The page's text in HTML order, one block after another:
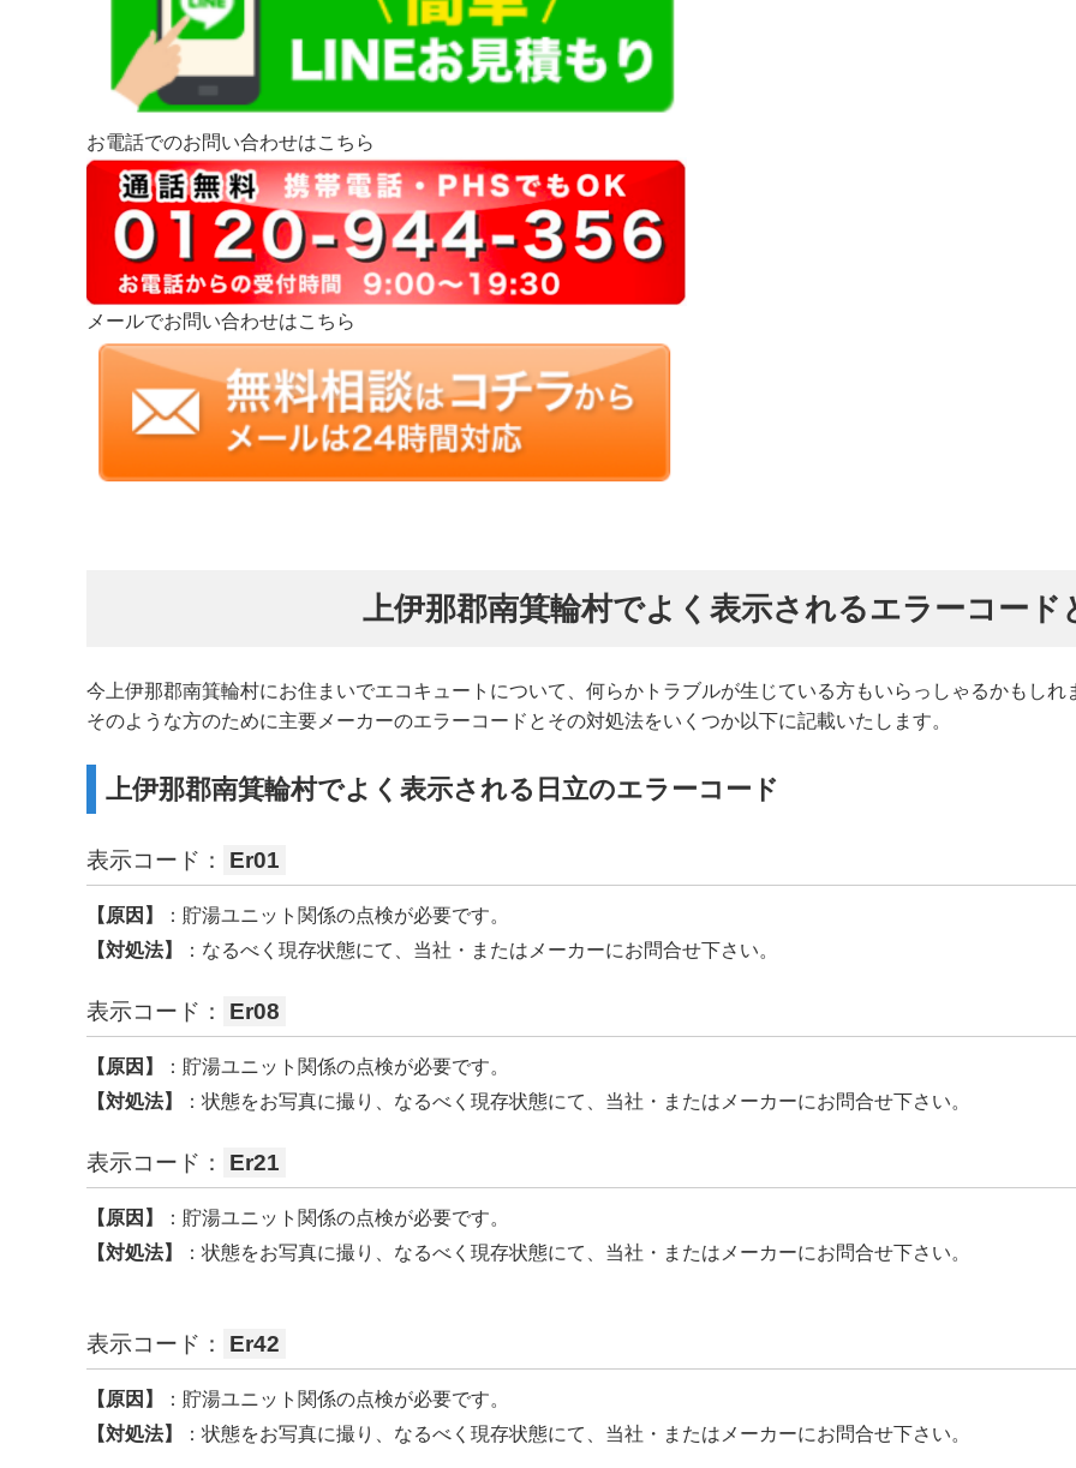
お電話でのお問い合わせはこちら
メールでお問い合わせはこちら
上伊那郡南箕輪村でよく表示されるエラーコード
今上伊那郡南箕輪村にお住まいでエコキュートについて、何らかトラブルが生じている方もいらっしゃるかもしれ
そのような方のために主要メーカーのエラーコードとその対処法をいくつか以下に記載いたします。
上伊那郡南箕輪村でよく表示される日立のエラーコード
表示コード： Er01
【原因】
：貯湯ユニット関係の点検が必要です。
【対処法】
：なるべく現存状態にて、当社・またはメーカーにお問合せ下さい。
表示コード： Er08
【原因】
：貯湯ユニット関係の点検が必要です。
【対処法】
：状態をお写真に撮り、なるべく現存状態にて、当社・またはメーカーにお問合せ下さい。
表示コード： Er21
【原因】
：貯湯ユニット関係の点検が必要です。
【対処法】
：状態をお写真に撮り、なるべく現存状態にて、当社・またはメーカーにお問合せ下さい。
表示コード： Er42
【原因】
：貯湯ユニット関係の点検が必要です。
【対処法】
：状態をお写真に撮り、なるべく現存状態にて、当社・またはメーカーにお問合せ下さい。